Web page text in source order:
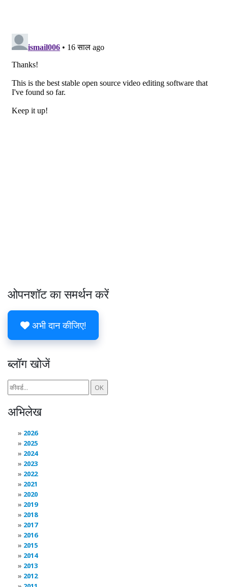
ओपनशॉट का समर्थन करें
अभी दान कीजिए!
ब्लॉग खोजें
अभिलेख
2026
2025
2024
2023
2022
2021
2020
2019
2018
2017
2016
2015
2014
2013
2012